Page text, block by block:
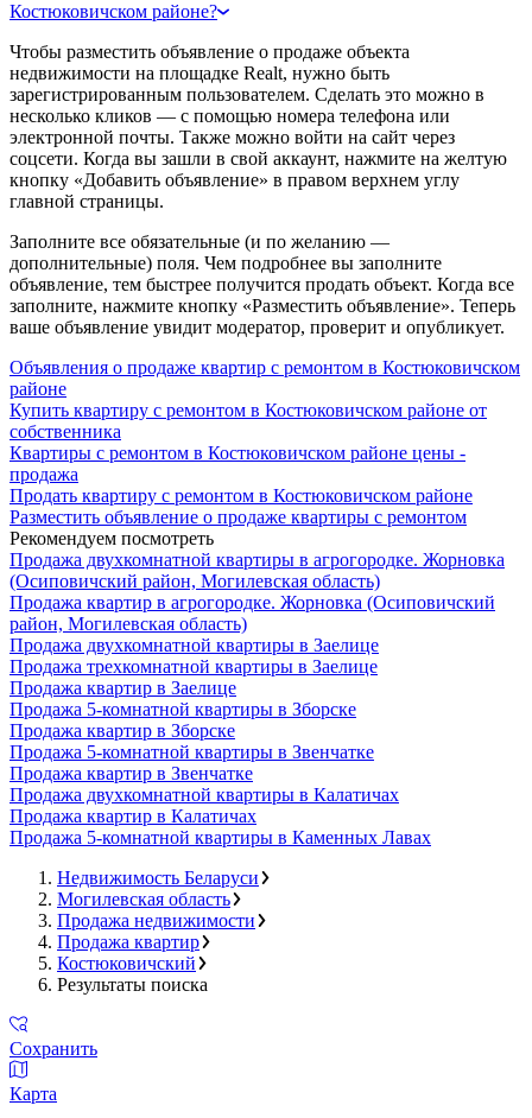
Костюковичском районе?
Чтобы разместить объявление о продаже объекта
недвижимости на площадке Realt, нужно быть
зарегистрированным пользователем. Сделать это можно в
несколько кликов — с помощью номера телефона или
электронной почты. Также можно войти на сайт через
соцсети. Когда вы зашли в свой аккаунт, нажмите на желтую
кнопку «Добавить объявление» в правом верхнем углу
главной страницы.
Заполните все обязательные (и по желанию —
дополнительные) поля. Чем подробнее вы заполните
объявление, тем быстрее получится продать объект. Когда все
заполните, нажмите кнопку «Разместить объявление». Теперь
ваше объявление увидит модератор, проверит и опубликует.
Объявления о продаже квартир с ремонтом в Костюковичском
районе
Купить квартиру с ремонтом в Костюковичском районе от
собственника
Квартиры с ремонтом в Костюковичском районе цены -
продажа
Продать квартиру с ремонтом в Костюковичском районе
Разместить объявление о продаже квартиры с ремонтом
Рекомендуем посмотреть
Продажа двухкомнатной квартиры в агрогородке. Жорновка
(Осиповичский район, Могилевская область)
Продажа квартир в агрогородке. Жорновка (Осиповичский
район, Могилевская область)
Продажа двухкомнатной квартиры в Заелице
Продажа трехкомнатной квартиры в Заелице
Продажа квартир в Заелице
Продажа 5-комнатной квартиры в Зборске
Продажа квартир в Зборске
Продажа 5-комнатной квартиры в Звенчатке
Продажа квартир в Звенчатке
Продажа двухкомнатной квартиры в Калатичах
Продажа квартир в Калатичах
Продажа 5-комнатной квартиры в Каменных Лавах
Недвижимость Беларуси
Могилевская область
Продажа недвижимости
Продажа квартир
Костюковичский
Результаты поиска
Сохранить
Карта